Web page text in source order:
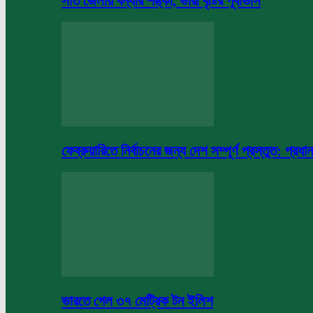
ফেব্রুয়ারিতে নির্বাচনের জন্য দেশ সম্পূর্ণ প্রস্তুত: প্রধান
ভারতে গেল ৩৭ মেট্রিক টন ইলিশ